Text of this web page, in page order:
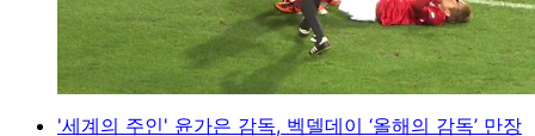
'세계의 주인' 윤가은 감독, 벡델데이 ‘올해의 감독’ 만장